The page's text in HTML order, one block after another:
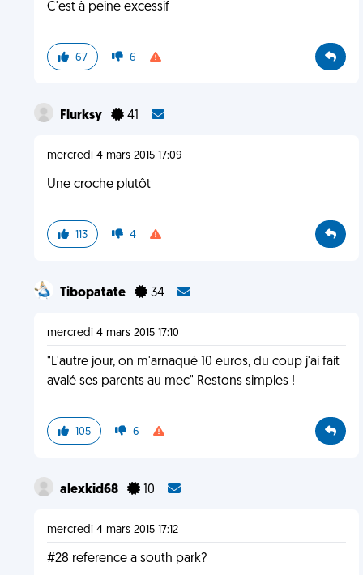
C'est à peine excessif
67 6
Flurksy 41
mercredi 4 mars 2015 17:09
Une croche plutôt
113 4
Tibopatate 34
mercredi 4 mars 2015 17:10
"L'autre jour, on m'arnaqué 10 euros, du coup j'ai fait
avalé ses parents au mec" Restons simples !
105 6
alexkid68 10
mercredi 4 mars 2015 17:12
#28 reference a south park?